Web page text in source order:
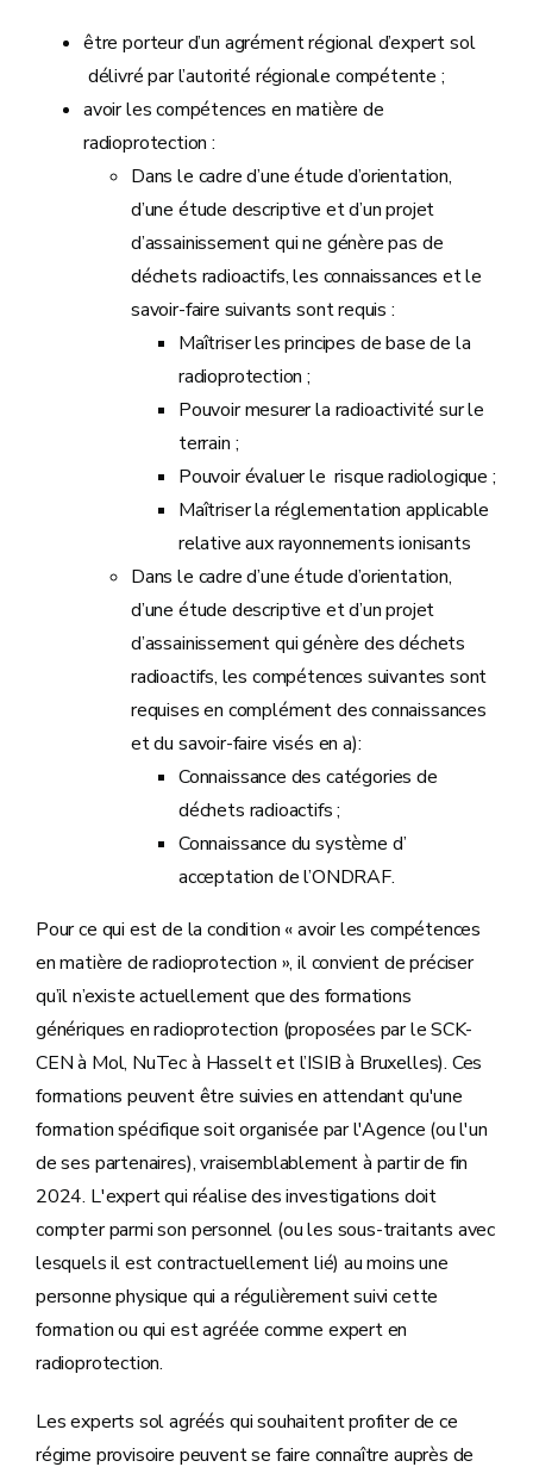
être porteur d’un agrément régional d’expert sol
délivré par l’autorité régionale compétente ;
avoir les compétences en matière de
radioprotection :
Dans le cadre d’une étude d’orientation,
d’une étude descriptive et d’un projet
d’assainissement qui ne génère pas de
déchets radioactifs, les connaissances et le
savoir-faire suivants sont requis :
Maîtriser les principes de base de la
radioprotection ;
Pouvoir mesurer la radioactivité sur le
terrain ;
Pouvoir évaluer le risque radiologique ;
Maîtriser la réglementation applicable
relative aux rayonnements ionisants
Dans le cadre d’une étude d’orientation,
d’une étude descriptive et d’un projet
d’assainissement qui génère des déchets
radioactifs, les compétences suivantes sont
requises en complément des connaissances
et du savoir-faire visés en a):
Connaissance des catégories de
déchets radioactifs ;
Connaissance du système d’
acceptation de l’ONDRAF.
Pour ce qui est de la condition « avoir les compétences
en matière de radioprotection », il convient de préciser
qu’il n’existe actuellement que des formations
génériques en radioprotection (proposées par le SCK-
CEN à Mol, NuTec à Hasselt et l’ISIB à Bruxelles). Ces
formations peuvent être suivies en attendant qu'une
formation spécifique soit organisée par l'Agence (ou l'un
de ses partenaires), vraisemblablement à partir de fin
2024. L'expert qui réalise des investigations doit
compter parmi son personnel (ou les sous-traitants avec
lesquels il est contractuellement lié) au moins une
personne physique qui a régulièrement suivi cette
formation ou qui est agréée comme expert en
radioprotection.
Les experts sol agréés qui souhaitent profiter de ce
régime provisoire peuvent se faire connaître auprès de